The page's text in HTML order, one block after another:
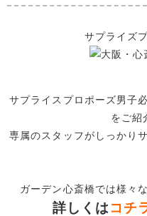
サプライズ
サプライスプロポーズ男子
をご紹
専属のスタッフがしっかり
ガーデン心斎橋では様々
詳しくはコチ